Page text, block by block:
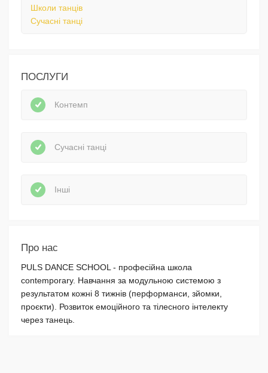
Школи танців
Сучасні танці
ПОСЛУГИ
Контемп
Сучасні танці
Інші
Про нас
PULS DANCE SCHOOL - професійна школа
contemporary. Навчання за модульною системою з
результатом кожні 8 тижнів (перформанси, зйомки,
проєкти). Розвиток емоційного та тілесного інтелекту
через танець.